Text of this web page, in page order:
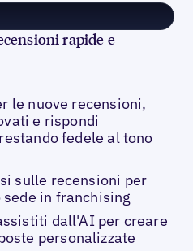
rapide e
le nuove recensioni,
e rispondi
fedele al tono
sulle recensioni per
in franchising
dall'AI per creare
personalizzate